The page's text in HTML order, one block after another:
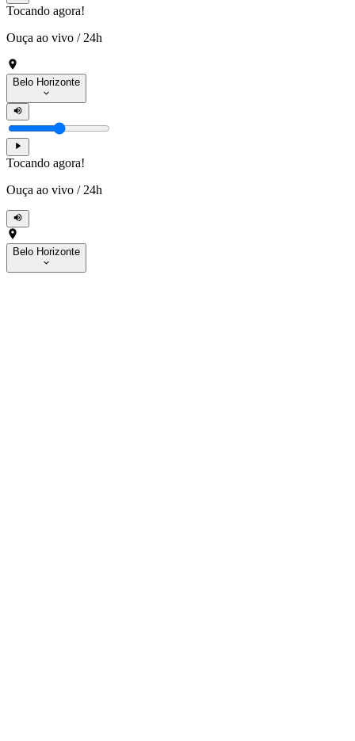
Tocando agora!
Ouça ao vivo / 24h
Belo Horizonte
Tocando agora!
Ouça ao vivo / 24h
Belo Horizonte